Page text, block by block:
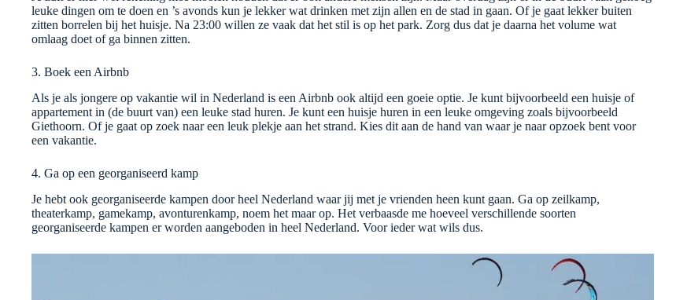
leuke dingen om te doen en ’s avonds kun je lekker wat drinken met zijn allen en de stad in gaan. Of je gaat lekker buiten
zitten borrelen bij het huisje. Na 23:00 willen ze vaak dat het stil is op het park. Zorg dus dat je daarna het volume wat
omlaag doet of ga binnen zitten.
3. Boek een Airbnb
Als je als jongere op vakantie wil in Nederland is een Airbnb ook altijd een goeie optie. Je kunt bijvoorbeeld een huisje of
appartement in (de buurt van) een leuke stad huren. Je kunt een huisje huren in een leuke omgeving zoals bijvoorbeeld
Giethoorn. Of je gaat op zoek naar een leuk plekje aan het strand. Kies dit aan de hand van waar je naar opzoek bent voor
een vakantie.
4. Ga op een georganiseerd kamp
Je hebt ook georganiseerde kampen door heel Nederland waar jij met je vrienden heen kunt gaan. Ga op zeilkamp,
theaterkamp, gamekamp, avonturenkamp, noem het maar op. Het verbaasde me hoeveel verschillende soorten
georganiseerde kampen er worden aangeboden in heel Nederland. Voor ieder wat wils dus.